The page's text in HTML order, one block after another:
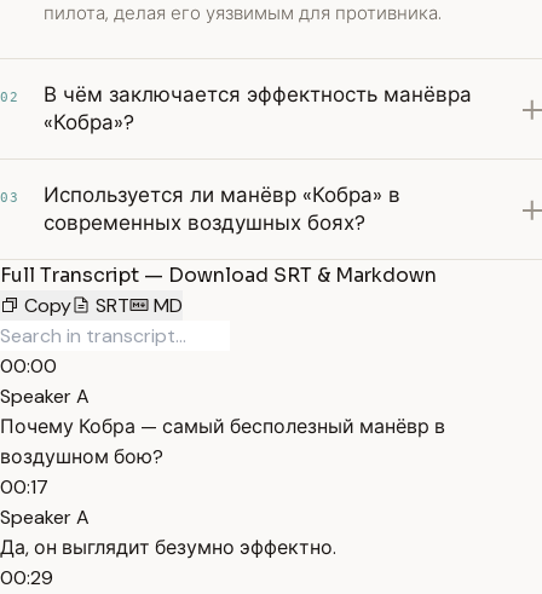
пилота, делая его уязвимым для противника.
02
В чём заключается эффектность манёвра
«Кобра»?
03
Используется ли манёвр «Кобра» в
современных воздушных боях?
Full Transcript — Download SRT & Markdown
Copy
SRT MD
00:00
Speaker A
Почему Кобра — самый бесполезный манёвр в
воздушном бою?
00:17
Speaker A
Да, он выглядит безумно эффектно.
00:29